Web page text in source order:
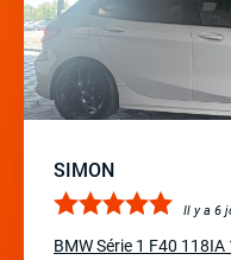
SIMON
Il y a 6
BMW Série 1 F40 118IA